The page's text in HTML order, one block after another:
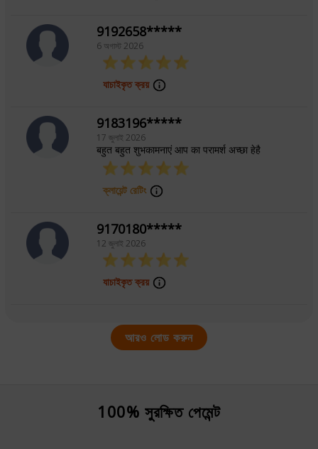
9192658*****
6 অগাস্ট 2026
যাচাইকৃত ক্রয়
9183196*****
17 জুলাই 2026
बहुत बहुत शुभकामनाएं आप का परामर्श अच्छा हेहै
ক্লায়েন্ট রেটিং
9170180*****
12 জুলাই 2026
যাচাইকৃত ক্রয়
আরও লোড করুন
100% সুরক্ষিত পেমেন্ট